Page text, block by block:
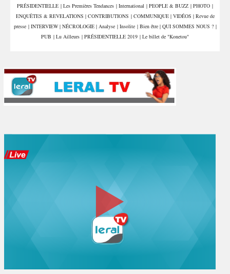
PRÉSIDENTIELLE | Les Premières Tendances | International | PEOPLE & BUZZ | PHOTO |
ENQUÊTES & REVELATIONS | CONTRIBUTIONS | COMMUNIQUE | VIDÉOS | Revue de
presse | INTERVIEW | NÉCROLOGIE | Analyse | Insolite | Bien être | QUI SOMMES NOUS ? |
PUB | Lu Ailleurs | PRÉSIDENTIELLE 2019 | Le billet de "Konetou"